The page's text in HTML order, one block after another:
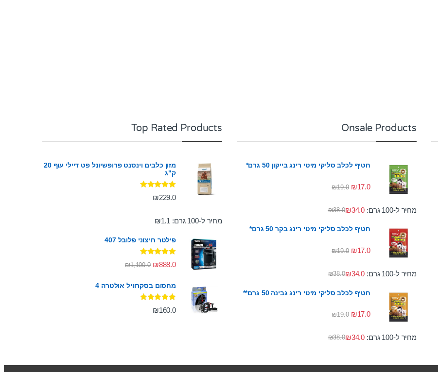
Onsale Products
חטיף לכלב סליקי מיטי רינג בייקון 50 גרם*
₪17.0
₪19.0
מחיר ל-100 גרם: ₪38.0₪34.0
חטיף לכלב סליקי מיטי רינג בקר 50 גרם*
₪17.0
₪19.0
מחיר ל-100 גרם: ₪38.0₪34.0
חטיף לכלב סליקי מיטי רינג גבינה 50 גרם**
₪17.0
₪19.0
מחיר ל-100 גרם: ₪38.0₪34.0
Top Rated Products
מזון כלבים וינסנט פרופשיונל פט דיילי עוף 20
ק"ג
דורג5.00
מתוך 5 ₪229.0
מחיר ל-100 גרם: ₪1.1
פילטר חיצוני פלובל 407
דורג5.00
מתוך 5 ₪888.0
₪1,100.0
מחסום בסקרוויל אולטרה 4
דורג 5.00
מתוך 5 ₪160.0